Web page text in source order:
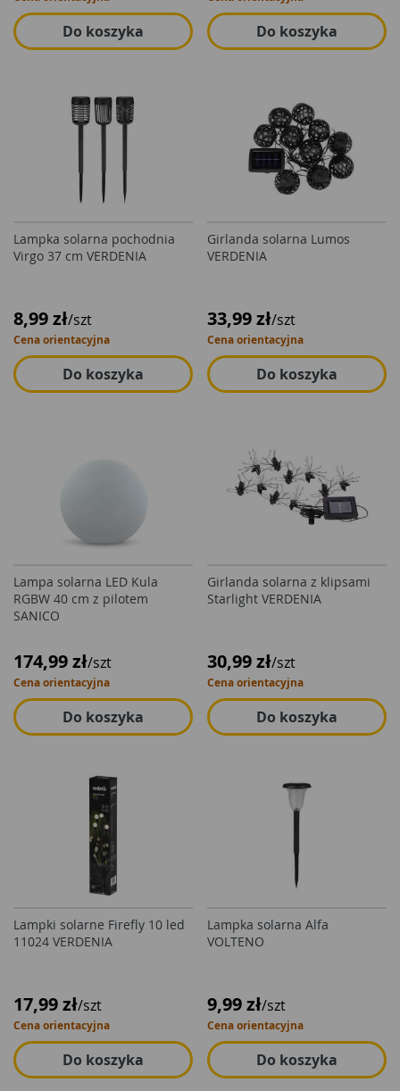
Do koszyka Do koszyka
Lampka solarna pochodnia
Virgo 37 cm VERDENIA
8,99 zł/szt
Cena orientacyjna
Do koszyka
Girlanda solarna Lumos
VERDENIA
33,99 zł/szt
Cena orientacyjna
Do koszyka
Lampa solarna LED Kula
RGBW 40 cm z pilotem
SANICO
174,99 zł/szt
Cena orientacyjna
Do koszyka
Girlanda solarna z klipsami
Starlight VERDENIA
30,99 zł/szt
Cena orientacyjna
Do koszyka
Lampki solarne Firefly 10 led
11024 VERDENIA
17,99 zł/szt
Cena orientacyjna
Do koszyka
Lampka solarna Alfa
VOLTENO
9,99 zł/szt
Cena orientacyjna
Do koszyka